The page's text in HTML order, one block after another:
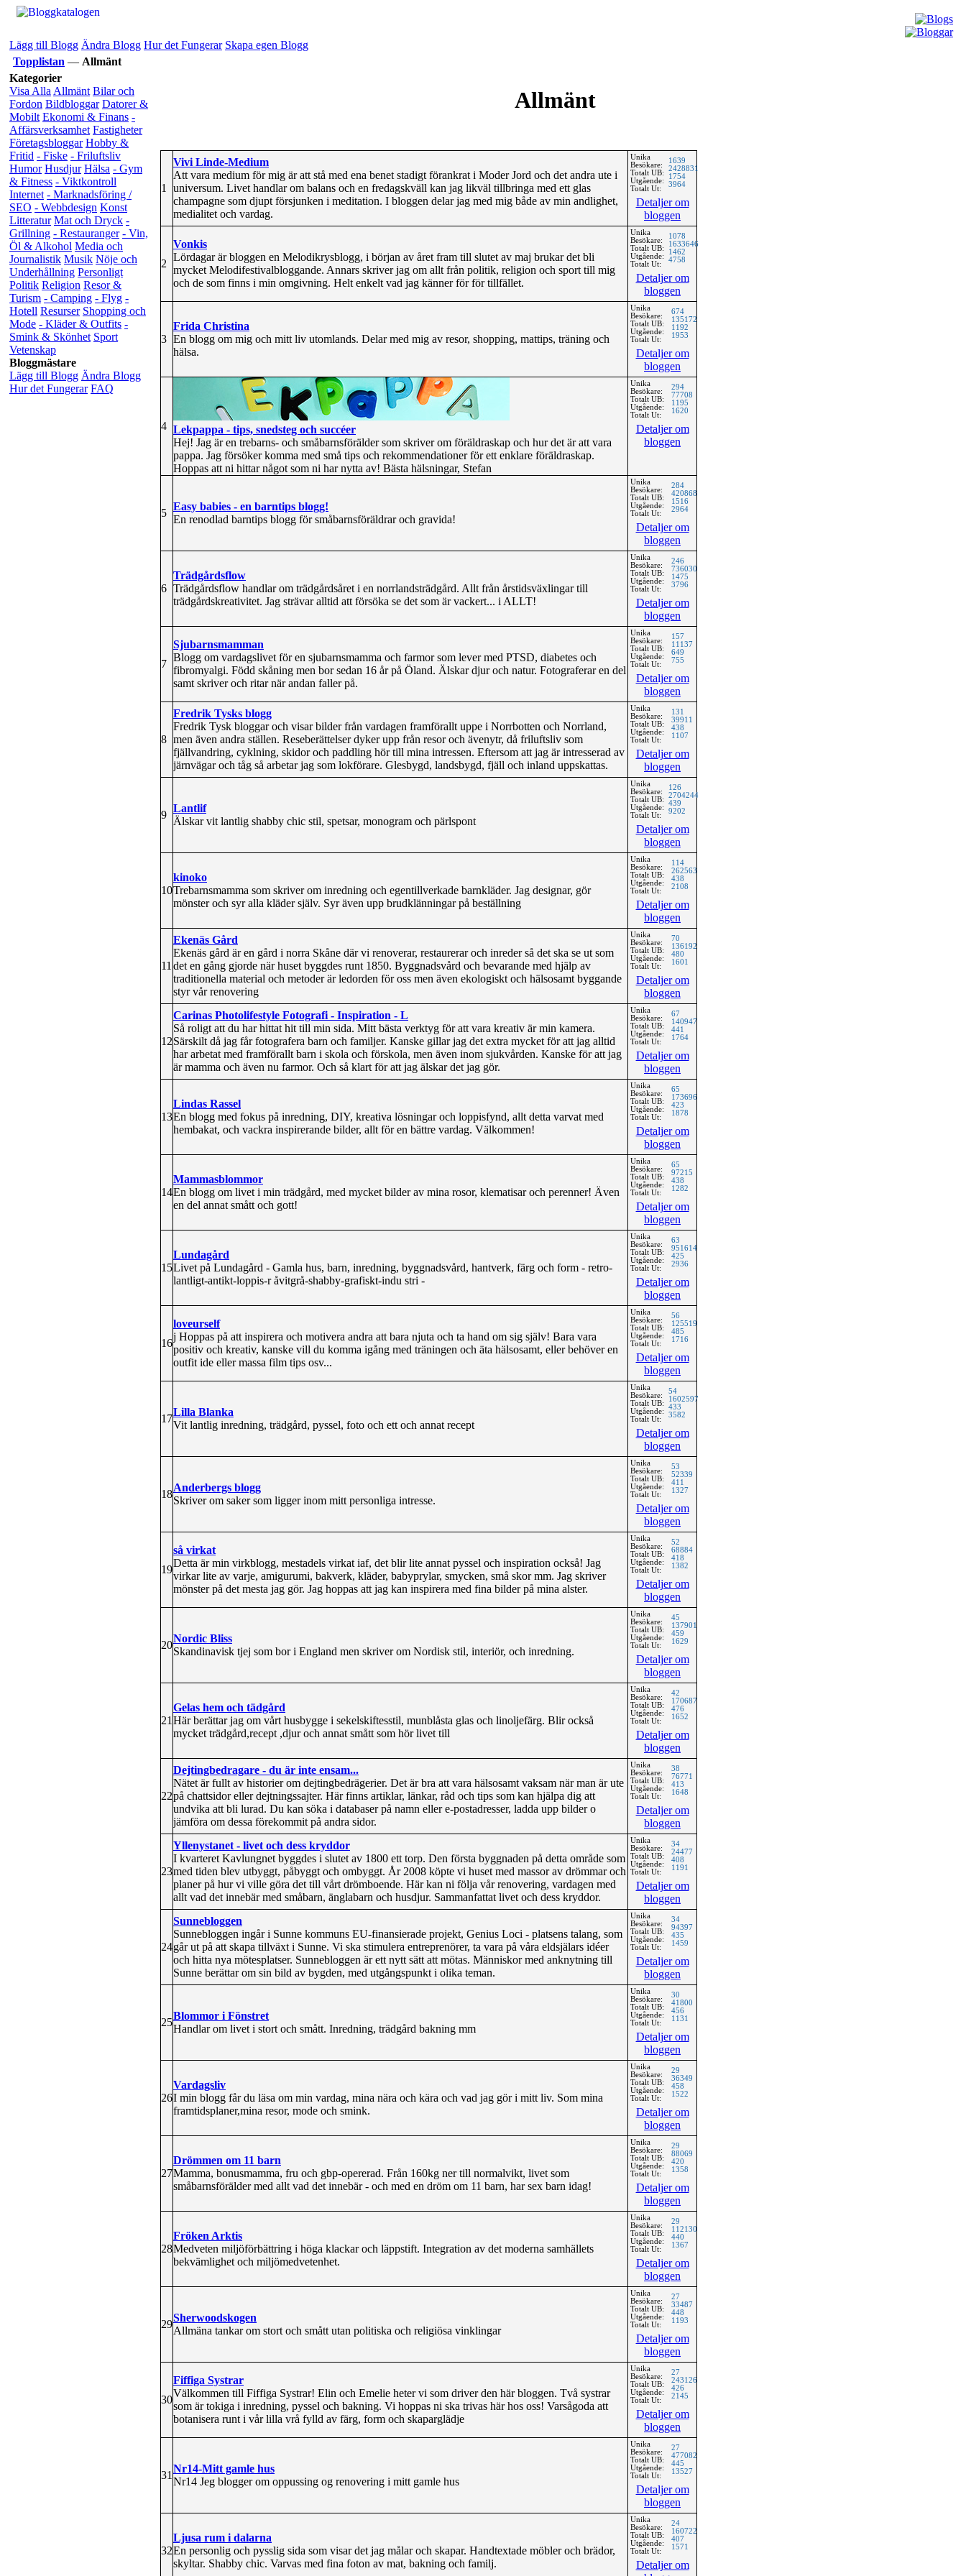
Lägg till Blogg Ändra Blogg Hur det Fungerar Skapa egen Blogg
Topplistan — Allmänt
Kategorier
Visa Alla Allmänt Bilar och
Fordon Bildbloggar Datorer &
Mobilt Ekonomi & Finans -
Affärsverksamhet Fastigheter
Företagsbloggar Hobby &
Fritid - Fiske - Friluftsliv
Humor Husdjur Hälsa - Gym
& Fitness - Viktkontroll
Internet - Marknadsföring /
SEO - Webbdesign Konst
Litteratur Mat och Dryck -
Grillning - Restauranger - Vin,
Öl & Alkohol Media och
Journalistik Musik Nöje och
Underhållning Personligt
Politik Religion Resor &
Turism - Camping - Flyg -
Hotell Resurser Shopping och
Mode - Kläder & Outfits -
Smink & Skönhet Sport
Vetenskap
Bloggmästare
Lägg till Blogg Ändra Blogg
Hur det Fungerar FAQ
Allmänt
1
Vivi Linde-Medium
Att vara medium för mig är att stå med ena benet stadigt förankrat i Moder Jord och det andra ute i
universum. Livet handlar om balans och en fredagskväll kan jag likväl tillbringa med ett glas
champagne som djupt försjunken i meditation. I bloggen delar jag med mig både av min andlighet,
medialitet och vardag.
Unika
Besökare:
Totalt UB:
Utgående:
Totalt Ut:
1639
2428831
1754
3964
Detaljer om
bloggen
2
Vonkis
Lördagar är bloggen en Melodikrysblogg, i början av året fram till slutet av maj brukar det bli
mycket Melodifestivalbloggande. Annars skriver jag om allt från politik, religion och sport till mig
och de som finns i min omgivning. Helt enkelt vad jag känner för för tillfället.
Unika
Besökare:
Totalt UB:
Utgående:
Totalt Ut:
1078
1633646
1462
4758
Detaljer om
bloggen
3
Frida Christina
En blogg om mig och mitt liv utomlands. Delar med mig av resor, shopping, mattips, träning och
hälsa.
Unika
Besökare:
Totalt UB:
Utgående:
Totalt Ut:
674
135172
1192
1953
Detaljer om
bloggen
4 Lekpappa - tips, snedsteg och succéer
Hej! Jag är en trebarns- och småbarnsförälder som skriver om föräldraskap och hur det är att vara
pappa. Jag försöker komma med små tips och rekommendationer för ett enklare föräldraskap.
Hoppas att ni hittar något som ni har nytta av! Bästa hälsningar, Stefan
Unika
Besökare:
Totalt UB:
Utgående:
Totalt Ut:
294
77708
1195
1620
Detaljer om
bloggen
5
Easy babies - en barntips blogg!
En renodlad barntips blogg för småbarnsföräldrar och gravida!
Unika
Besökare:
Totalt UB:
Utgående:
Totalt Ut:
284
420868
1516
2964
Detaljer om
bloggen
6
Trädgårdsflow
Trädgårdsflow handlar om trädgårdsåret i en norrlandsträdgård. Allt från årstidsväxlingar till
trädgårdskreativitet. Jag strävar alltid att försöka se det som är vackert... i ALLT!
Unika
Besökare:
Totalt UB:
Utgående:
Totalt Ut:
246
736030
1475
3796
Detaljer om
bloggen
7
Sjubarnsmamman
Blogg om vardagslivet för en sjubarnsmamma och farmor som lever med PTSD, diabetes och
fibromyalgi. Född skåning men bor sedan 16 år på Öland. Älskar djur och natur. Fotograferar en del
samt skriver och ritar när andan faller på.
Unika
Besökare:
Totalt UB:
Utgående:
Totalt Ut:
157
11137
649
755
Detaljer om
bloggen
8
Fredrik Tysks blogg
Fredrik Tysk bloggar och visar bilder från vardagen framförallt uppe i Norrbotten och Norrland,
men även andra ställen. Reseberättelser dyker upp från resor och ävenytr, då friluftsliv som
fjällvandring, cyklning, skidor och paddling hör till mina intressen. Eftersom att jag är intresserad av
järnvägar och tåg så arbetar jag som lokförare. Glesbygd, landsbygd, fjäll och inland uppskattas.
Unika
Besökare:
Totalt UB:
Utgående:
Totalt Ut:
131
39911
438
1107
Detaljer om
bloggen
9
Lantlif
Älskar vit lantlig shabby chic stil, spetsar, monogram och pärlspont
Unika
Besökare:
Totalt UB:
Utgående:
Totalt Ut:
126
2704244
439
9202
Detaljer om
bloggen
10
kinoko
Trebarnsmamma som skriver om inredning och egentillverkade barnkläder. Jag designar, gör
mönster och syr alla kläder själv. Syr även upp brudklänningar på beställning
Unika
Besökare:
Totalt UB:
Utgående:
Totalt Ut:
114
262563
438
2108
Detaljer om
bloggen
11
Ekenäs Gård
Ekenäs gård är en gård i norra Skåne där vi renoverar, restaurerar och inreder så det ska se ut som
det en gång gjorde när huset byggdes runt 1850. Byggnadsvård och bevarande med hjälp av
traditionella material och metoder är ledorden för oss men även ekologiskt och hälsosamt byggande
styr vår renovering
Unika
Besökare:
Totalt UB:
Utgående:
Totalt Ut:
70
136192
480
1601
Detaljer om
bloggen
12
Carinas Photolifestyle Fotografi - Inspiration - L
Så roligt att du har hittat hit till min sida. Mitt bästa verktyg för att vara kreativ är min kamera.
Särskilt då jag får fotografera barn och familjer. Kanske gillar jag det extra mycket för att jag alltid
har arbetat med framförallt barn i skola och förskola, men även inom sjukvården. Kanske för att jag
är mamma och även nu farmor. Och så klart för att jag älskar det jag gör.
Unika
Besökare:
Totalt UB:
Utgående:
Totalt Ut:
67
140947
441
1764
Detaljer om
bloggen
13
Lindas Rassel
En blogg med fokus på inredning, DIY, kreativa lösningar och loppisfynd, allt detta varvat med
hembakat, och vackra inspirerande bilder, allt för en bättre vardag. Välkommen!
Unika
Besökare:
Totalt UB:
Utgående:
Totalt Ut:
65
173696
423
1878
Detaljer om
bloggen
14
Mammasblommor
En blogg om livet i min trädgård, med mycket bilder av mina rosor, klematisar och perenner! Även
en del annat smått och gott!
Unika
Besökare:
Totalt UB:
Utgående:
Totalt Ut:
65
97215
438
1282
Detaljer om
bloggen
15
Lundagård
Livet på Lundagård - Gamla hus, barn, inredning, byggnadsvård, hantverk, färg och form - retro-
lantligt-antikt-loppis-r åvitgrå-shabby-grafiskt-indu stri -
Unika
Besökare:
Totalt UB:
Utgående:
Totalt Ut:
63
951614
425
2936
Detaljer om
bloggen
16
loveurself
j Hoppas på att inspirera och motivera andra att bara njuta och ta hand om sig själv! Bara vara
positiv och kreativ, kanske vill du komma igång med träningen och äta hälsosamt, eller behöver en
outfit ide eller massa film tips osv...
Unika
Besökare:
Totalt UB:
Utgående:
Totalt Ut:
56
125519
485
1716
Detaljer om
bloggen
17
Lilla Blanka
Vit lantlig inredning, trädgård, pyssel, foto och ett och annat recept
Unika
Besökare:
Totalt UB:
Utgående:
Totalt Ut:
54
1602597
433
3582
Detaljer om
bloggen
18
Anderbergs blogg
Skriver om saker som ligger inom mitt personliga intresse.
Unika
Besökare:
Totalt UB:
Utgående:
Totalt Ut:
53
52339
411
1327
Detaljer om
bloggen
19
så virkat
Detta är min virkblogg, mestadels virkat iaf, det blir lite annat pyssel och inspiration också! Jag
virkar lite av varje, amigurumi, bakverk, kläder, babyprylar, smycken, små skor mm. Jag skriver
mönster på det mesta jag gör. Jag hoppas att jag kan inspirera med fina bilder på mina alster.
Unika
Besökare:
Totalt UB:
Utgående:
Totalt Ut:
52
68884
418
1382
Detaljer om
bloggen
20
Nordic Bliss
Skandinavisk tjej som bor i England men skriver om Nordisk stil, interiör, och inredning.
Unika
Besökare:
Totalt UB:
Utgående:
Totalt Ut:
45
137901
459
1629
Detaljer om
bloggen
21
Gelas hem och tädgård
Här berättar jag om vårt husbygge i sekelskiftesstil, munblåsta glas och linoljefärg. Blir också
mycket trädgård,recept ,djur och annat smått som hör livet till
Unika
Besökare:
Totalt UB:
Utgående:
Totalt Ut:
42
170687
476
1652
Detaljer om
bloggen
22
Dejtingbedragare - du är inte ensam...
Nätet är fullt av historier om dejtingbedrägerier. Det är bra att vara hälsosamt vaksam när man är ute
på chattsidor eller dejtningssajter. Här finns artiklar, länkar, råd och tips som kan hjälpa dig att
undvika att bli lurad. Du kan söka i databaser på namn eller e-postadresser, ladda upp bilder o
jämföra om dessa förekommit på andra sidor.
Unika
Besökare:
Totalt UB:
Utgående:
Totalt Ut:
38
76771
413
1648
Detaljer om
bloggen
23
Yllenystanet - livet och dess kryddor
I kvarteret Kavlungnet byggdes i slutet av 1800 ett torp. Den första byggnaden på detta område som
med tiden blev utbyggt, påbyggt och ombyggt. År 2008 köpte vi huset med massor av drömmar och
planer på hur vi ville göra det till vårt drömboende. Här kan ni följa vår renovering, vardagen med
allt vad det innebär med småbarn, änglabarn och husdjur. Sammanfattat livet och dess kryddor.
Unika
Besökare:
Totalt UB:
Utgående:
Totalt Ut:
34
24477
408
1191
Detaljer om
bloggen
24
Sunnebloggen
Sunnebloggen ingår i Sunne kommuns EU-finansierade projekt, Genius Loci - platsens talang, som
går ut på att skapa tillväxt i Sunne. Vi ska stimulera entreprenörer, ta vara på våra eldsjälars idéer
och hitta nya mötesplatser. Sunnebloggen är ett nytt sätt att mötas. Människor med anknytning till
Sunne berättar om sin bild av bygden, med utgångspunkt i olika teman.
Unika
Besökare:
Totalt UB:
Utgående:
Totalt Ut:
34
94397
435
1459
Detaljer om
bloggen
25
Blommor i Fönstret
Handlar om livet i stort och smått. Inredning, trädgård bakning mm
Unika
Besökare:
Totalt UB:
Utgående:
Totalt Ut:
30
41800
456
1131
Detaljer om
bloggen
26
Vardagsliv
I min blogg får du läsa om min vardag, mina nära och kära och vad jag gör i mitt liv. Som mina
framtidsplaner,mina resor, mode och smink.
Unika
Besökare:
Totalt UB:
Utgående:
Totalt Ut:
29
36349
458
1522
Detaljer om
bloggen
27
Drömmen om 11 barn
Mamma, bonusmamma, fru och gbp-opererad. Från 160kg ner till normalvikt, livet som
småbarnsförälder med allt vad det innebär - och med en dröm om 11 barn, har sex barn idag!
Unika
Besökare:
Totalt UB:
Utgående:
Totalt Ut:
29
88069
420
1358
Detaljer om
bloggen
28
Fröken Arktis
Medveten miljöförbättring i höga klackar och läppstift. Integration av det moderna samhällets
bekvämlighet och miljömedvetenhet.
Unika
Besökare:
Totalt UB:
Utgående:
Totalt Ut:
29
112130
440
1367
Detaljer om
bloggen
29
Sherwoodskogen
Allmäna tankar om stort och smått utan politiska och religiösa vinklingar
Unika
Besökare:
Totalt UB:
Utgående:
Totalt Ut:
27
33487
448
1193
Detaljer om
bloggen
30
Fiffiga Systrar
Välkommen till Fiffiga Systrar! Elin och Emelie heter vi som driver den här bloggen. Två systrar
som är tokiga i inredning, pyssel och bakning. Vi hoppas ni ska trivas här hos oss! Varsågoda att
botanisera runt i vår lilla vrå fylld av färg, form och skaparglädje
Unika
Besökare:
Totalt UB:
Utgående:
Totalt Ut:
27
243126
426
2145
Detaljer om
bloggen
31
Nr14-Mitt gamle hus
Nr14 Jeg blogger om oppussing og renovering i mitt gamle hus
Unika
Besökare:
Totalt UB:
Utgående:
Totalt Ut:
27
477082
445
13527
Detaljer om
bloggen
32
Ljusa rum i dalarna
En personlig och pysslig sida som visar det jag målar och skapar. Handtextade möbler och brädor,
skyltar. Shabby chic. Varvas med fina foton av mat, bakning och familj.
Unika
Besökare:
Totalt UB:
Utgående:
Totalt Ut:
24
160722
407
1571
Detaljer om